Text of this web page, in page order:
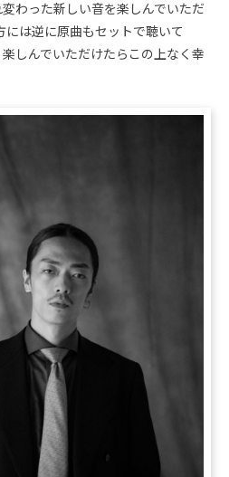
わった新しい音を楽しんでいただ
には逆に原曲もセットで聴いて
しんでいただけたらこの上なく幸